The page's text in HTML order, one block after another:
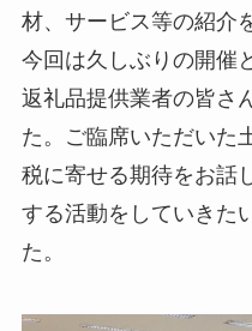
材、サービス等の紹介
今回は久しぶりの開催
返礼品提供業者の皆さ
た。ご臨席いただいた
税に寄せる期待をお話
する活動をしていきた
た。